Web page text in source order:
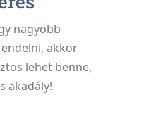
nagyobb
akkor
lehet benne,
akadály!